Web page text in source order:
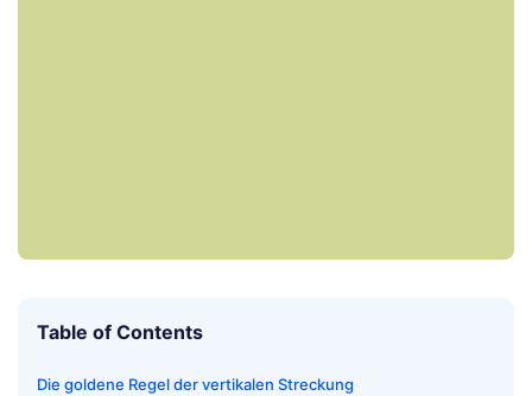
Table of Contents
Die goldene Regel der vertikalen Streckung